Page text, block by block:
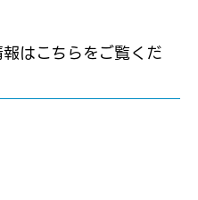
はこちらをご覧くだ